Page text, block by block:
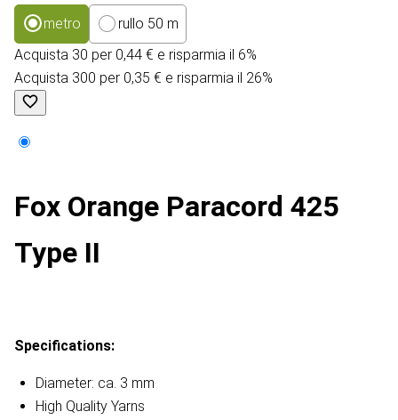
metro
rullo 50 m
Acquista 30 per 0,44 € e risparmia il 6%
Acquista 300 per 0,35 € e risparmia il 26%
Fox Orange Paracord 425
Type II
Specifications:
Diameter: ca. 3 mm
High Quality Yarns